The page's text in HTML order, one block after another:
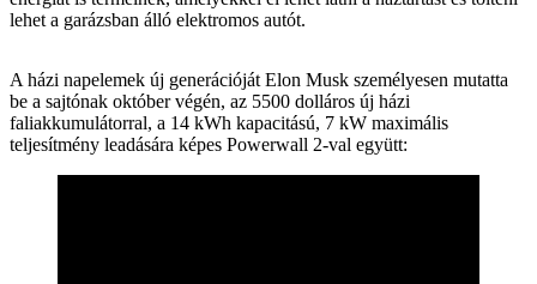
lehet a garázsban álló elektromos autót.
A házi napelemek új generációját Elon Musk személyesen mutatta
be a sajtónak október végén, az 5500 dolláros új házi
faliakkumulátorral, a 14 kWh kapacitású, 7 kW maximális
teljesítmény leadására képes Powerwall 2-val együtt: